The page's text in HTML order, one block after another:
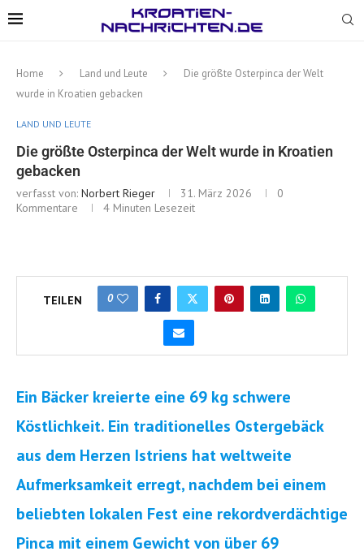
Home Land und Leute
Die größte Osterpinca der Welt
wurde in Kroatien gebacken
LAND UND LEUTE
Die größte Osterpinca der Welt wurde in Kroatien
gebacken
verfasst von: Norbert Rieger 31. März 2026
0
Kommentare
4 Minuten Lesezeit
TEILEN 0
Ein Bäcker kreierte eine 69 kg schwere
Köstlichkeit. Ein traditionelles Ostergebäck
aus dem Herzen Istriens hat weltweite
Aufmerksamkeit erregt, nachdem bei einem
beliebten lokalen Fest eine rekordverdächtige
Pinca mit einem Gewicht von über 69